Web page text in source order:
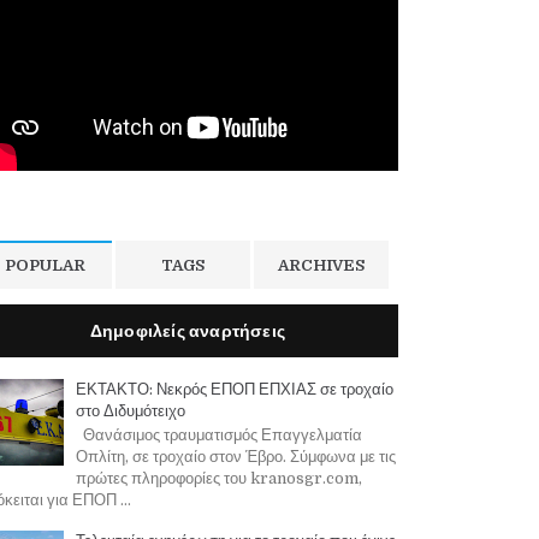
POPULAR TAGS ARCHIVES
Δημοφιλείς αναρτήσεις
ΕΚΤΑΚΤΟ: Νεκρός ΕΠΟΠ ΕΠΧΙΑΣ σε τροχαίο
στο Διδυμότειχο
Θανάσιμος τραυματισμός Επαγγελματία
Οπλίτη, σε τροχαίο στον Έβρο. Σύμφωνα με τις
πρώτες πληροφορίες του kranosgr.com,
για ΕΠΟΠ ...